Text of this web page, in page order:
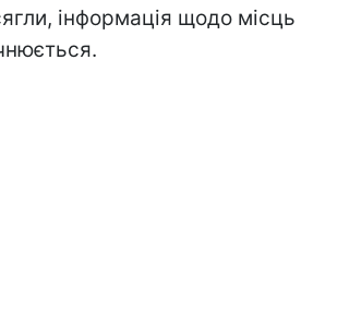
інформація щодо місць